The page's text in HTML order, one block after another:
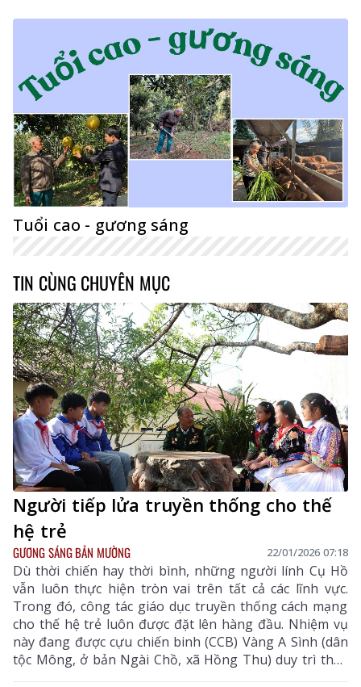
Tuổi cao - gương sáng
TIN CÙNG CHUYÊN MỤC
Người tiếp lửa truyền thống cho thế
hệ trẻ
GƯƠNG SÁNG BẢN MƯỜNG 22/01/2026 07:18
Dù thời chiến hay thời bình, những người lính Cụ Hồ
vẫn luôn thực hiện tròn vai trên tất cả các lĩnh vực.
Trong đó, công tác giáo dục truyền thống cách mạng
cho thế hệ trẻ luôn được đặt lên hàng đầu. Nhiệm vụ
này đang được cựu chiến binh (CCB) Vàng A Sình (dân
tộc Mông, ở bản Ngài Chồ, xã Hồng Thu) duy trì thực
hiện.